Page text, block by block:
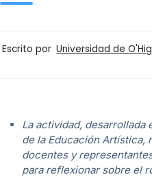
Escrito por Universidad de
La actividad, desarrollada
de la Educación Artística,
docentes y
para reflexionar sobre el